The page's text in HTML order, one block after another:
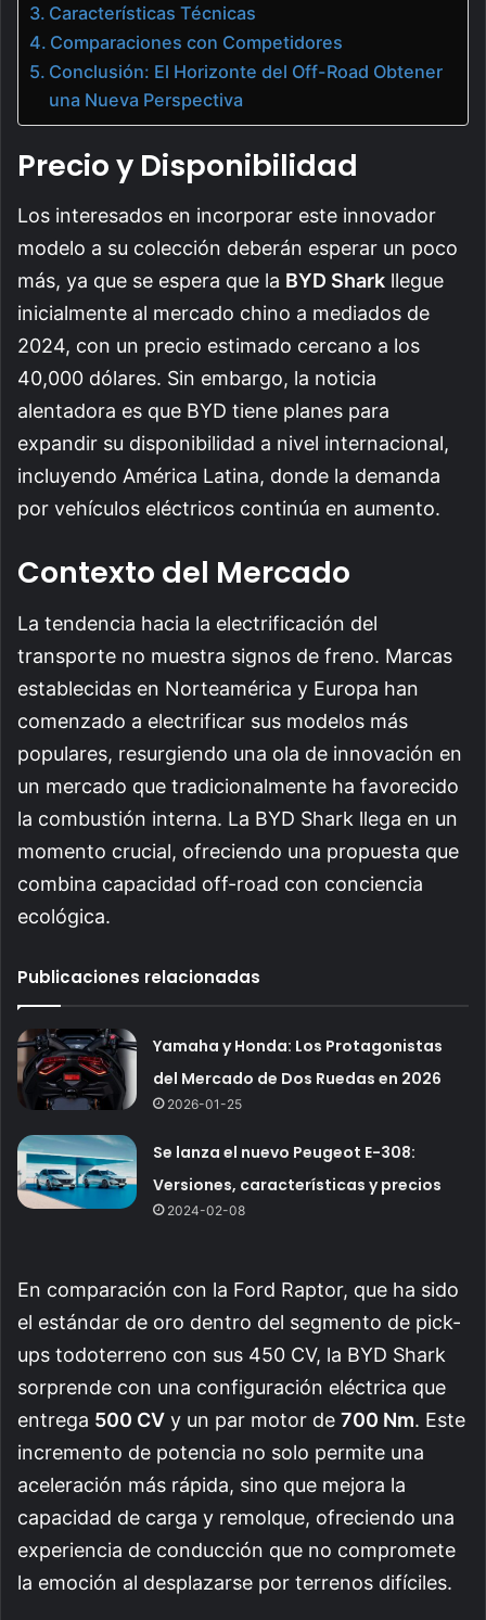
Características Técnicas
Comparaciones con Competidores
Conclusión: El Horizonte del Off-Road Obtener
una Nueva Perspectiva
Precio y Disponibilidad
Los interesados en incorporar este innovador
modelo a su colección deberán esperar un poco
más, ya que se espera que la BYD Shark llegue
inicialmente al mercado chino a mediados de
2024, con un precio estimado cercano a los
40,000 dólares. Sin embargo, la noticia
alentadora es que BYD tiene planes para
expandir su disponibilidad a nivel internacional,
incluyendo América Latina, donde la demanda
por vehículos eléctricos continúa en aumento.
Contexto del Mercado
La tendencia hacia la electrificación del
transporte no muestra signos de freno. Marcas
establecidas en Norteamérica y Europa han
comenzado a electrificar sus modelos más
populares, resurgiendo una ola de innovación en
un mercado que tradicionalmente ha favorecido
la combustión interna. La BYD Shark llega en un
momento crucial, ofreciendo una propuesta que
combina capacidad off-road con conciencia
ecológica.
Publicaciones relacionadas
Yamaha y Honda: Los Protagonistas
del Mercado de Dos Ruedas en 2026
2026-01-25
Se lanza el nuevo Peugeot E-308:
Versiones, características y precios
2024-02-08
En comparación con la Ford Raptor, que ha sido
el estándar de oro dentro del segmento de pick-
ups todoterreno con sus 450 CV, la BYD Shark
sorprende con una configuración eléctrica que
entrega 500 CV y un par motor de 700 Nm. Este
incremento de potencia no solo permite una
aceleración más rápida, sino que mejora la
capacidad de carga y remolque, ofreciendo una
experiencia de conducción que no compromete
la emoción al desplazarse por terrenos difíciles.